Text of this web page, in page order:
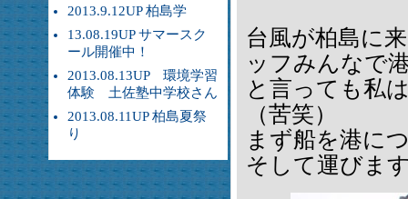
2013.9.12UP 柏島学
13.08.19UP サマースク
ール開催中！
2013.08.13UP 環境学習
体験 土佐塾中学校さん
2013.08.11UP 柏島夏祭
り
台風が柏島に
ッフみんなで
と言っても私
（苦笑）
まず船を港に
そして運びま